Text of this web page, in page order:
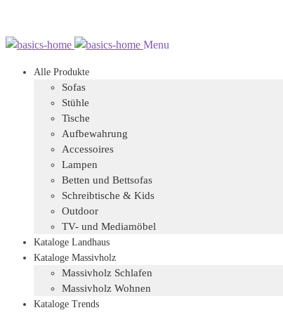
Zur
springen
Zum
springen
Menu
Alle Produkte
Sofas
Stühle
Tische
Aufbewahrung
Accessoires
Lampen
Betten und Bettsofas
Schreibtische & Kids
Outdoor
TV- und Mediamöbel
Kataloge Landhaus
Kataloge Massivholz
Massivholz Schlafen
Massivholz Wohnen
Kataloge Trends